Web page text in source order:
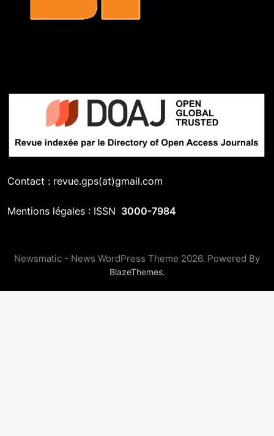
Contact : revue.gps(at)gmail.com
Mentions légales : ISSN 3000-7984
Newsmatic - News WordPress Theme 2026. Powered By
BlazeThemes.